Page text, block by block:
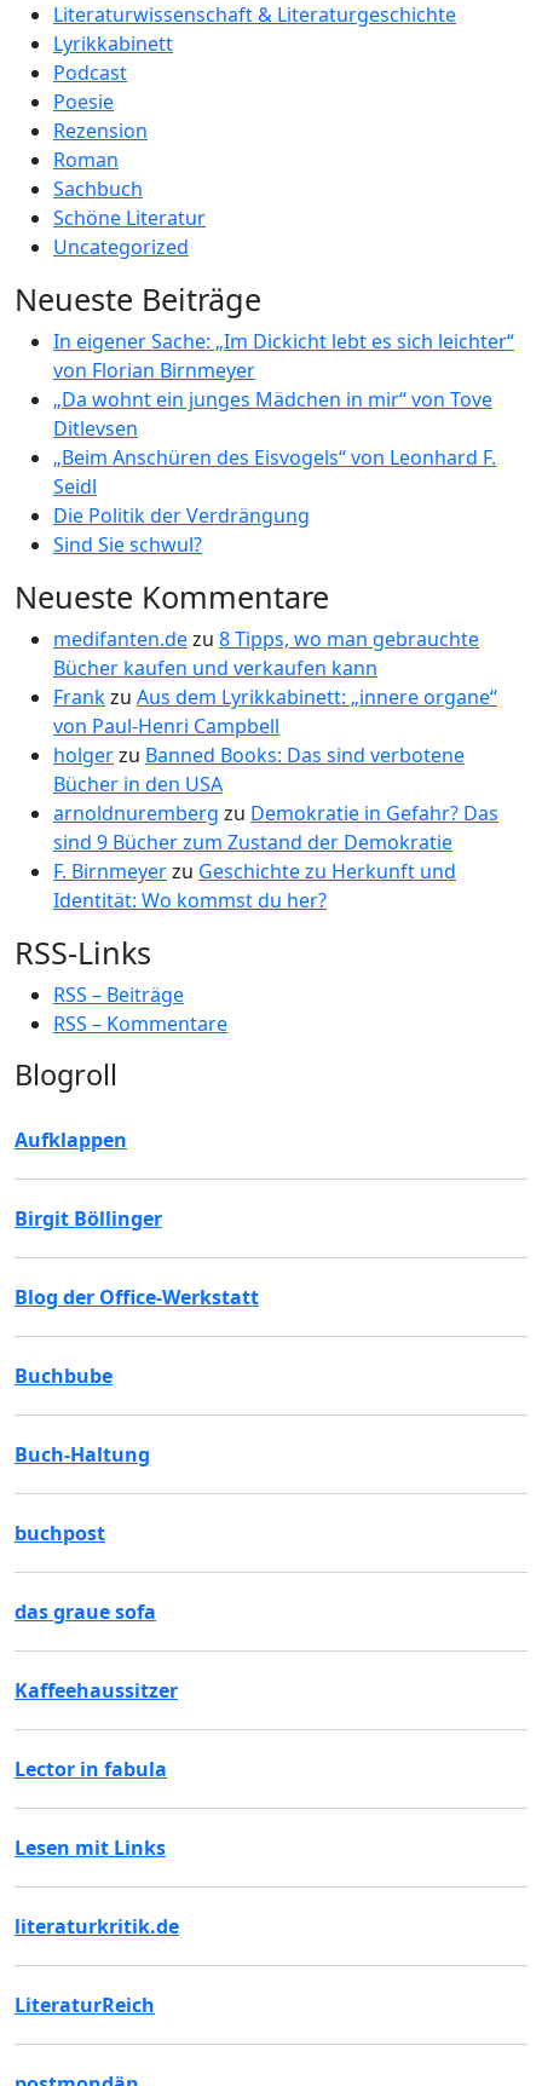
Literaturwissenschaft & Literaturgeschichte
Lyrikkabinett
Podcast
Poesie
Rezension
Roman
Sachbuch
Schöne Literatur
Uncategorized
Neueste Beiträge
In eigener Sache: „Im Dickicht lebt es sich leichter“
von Florian Birnmeyer
„Da wohnt ein junges Mädchen in mir“ von Tove
Ditlevsen
„Beim Anschüren des Eisvogels“ von Leonhard F.
Seidl
Die Politik der Verdrängung
Sind Sie schwul?
Neueste Kommentare
medifanten.dezu 8 Tipps, wo man gebrauchte
Bücher kaufen und verkaufen kann
Frankzu Aus dem Lyrikkabinett: „innere organe“
von Paul-Henri Campbell
holgerzu Banned Books: Das sind verbotene
Bücher in den USA
arnoldnuremberg zu Demokratie in Gefahr? Das
sind 9 Bücher zum Zustand der Demokratie
F. Birnmeyerzu Geschichte zu Herkunft und
Identität: Wo kommst du her?
RSS-Links
RSS – Beiträge
RSS – Kommentare
Blogroll
Aufklappen
Birgit Böllinger
Blog der Office-Werkstatt
Buchbube
Buch-Haltung
buchpost
das graue sofa
Kaffeehaussitzer
Lector in fabula
Lesen mit Links
literaturkritik.de
LiteraturReich